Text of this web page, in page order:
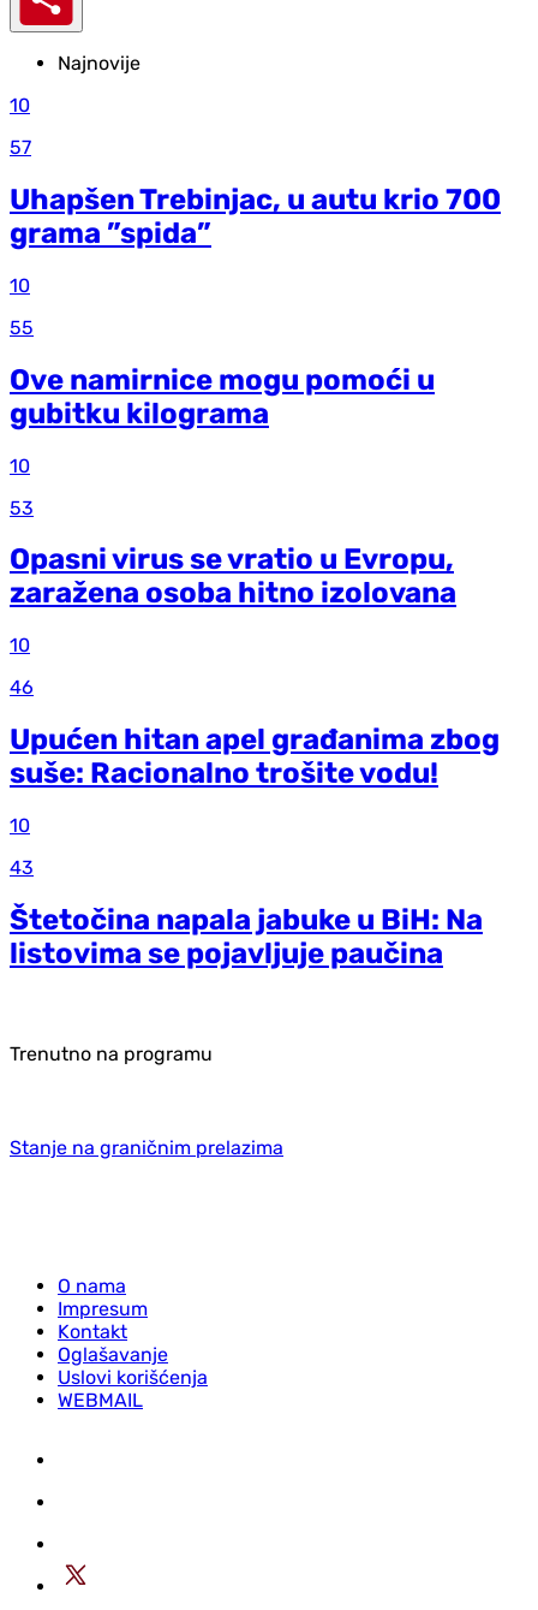
Najnovije
10
57
Uhapšen Trebinjac, u autu krio 700
grama ”spida”
10
55
Ove namirnice mogu pomoći u
gubitku kilograma
10
53
Opasni virus se vratio u Evropu,
zaražena osoba hitno izolovana
10
46
Upućen hitan apel građanima zbog
suše: Racionalno trošite vodu!
10
43
Štetočina napala jabuke u BiH: Na
listovima se pojavljuje paučina
Trenutno na programu
Stanje na graničnim prelazima
O nama
Impresum
Kontakt
Oglašavanje
Uslovi korišćenja
WEBMAIL